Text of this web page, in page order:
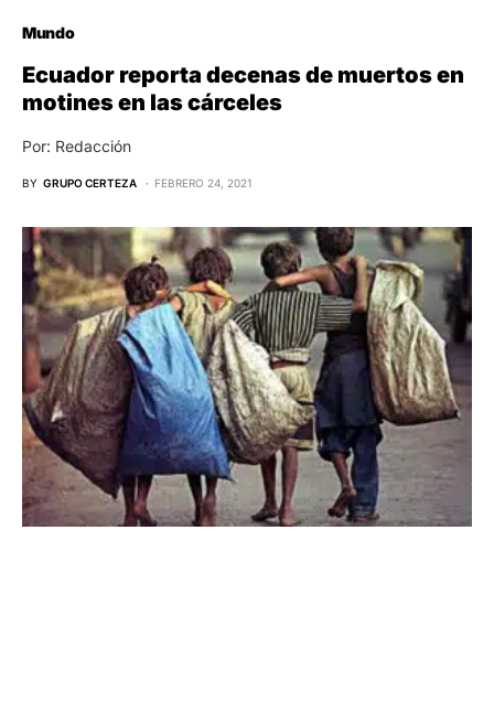
Mundo
Ecuador reporta decenas de muertos en
motines en las cárceles
Por: Redacción
BY GRUPO CERTEZA FEBRERO 24, 2021